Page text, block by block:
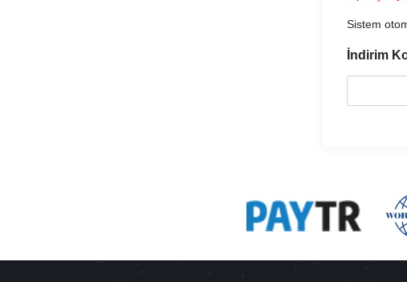
Sistem
İndirim